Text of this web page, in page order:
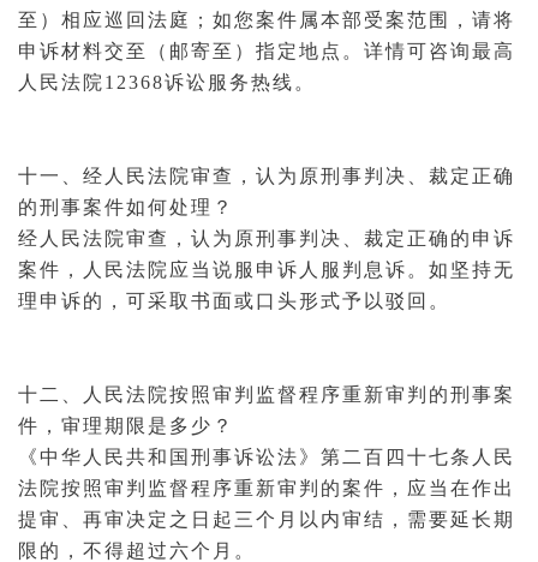
至）相应巡回法庭；如您案件属本部受案范围，请将
申诉材料交至（邮寄至）指定地点。详情可咨询最高
人民法院12368诉讼 服务热线。
十一、经人民法院审查，认为原刑事判决、裁定正确
的刑事案件如何处理？
经人民法院审查，认为原刑事判决、裁定正确的申诉
案件，人民法院应当说服申诉人服判息诉。如坚持无
理申诉的，可采取书面或口头形式予以驳回。
十二、人民法院按照审判监督程序重新审判的刑事案
件，审理期限是多少？
《中华人民共和国刑事诉讼法》第二百四十七条人民
法院按照审判监督程序重新审判的案件，应当在作出
提审、再审决定之日起三个月以内审结，需要延长期
限的，不得超过六个月。